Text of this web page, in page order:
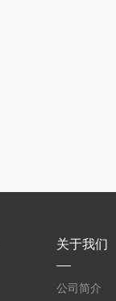
关于我们
公司简介